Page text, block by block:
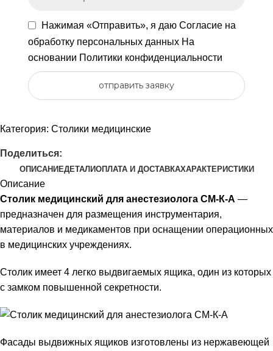
Нажимая «Отправить», я даю Согласие на
обработку персональных данных На
основании Политики конфиденциальности
отправить заявку
Категория: Столики медицинские
Поделиться:
ОПИСАНИЕДЕТАЛИОПЛАТА И ДОСТАВКАХАРАКТЕРИСТИКИ
Описание
Столик медицинский для анестезиолога СМ-К-А —
предназначен для размещения инструментария,
материалов и медикаментов при оснащении операционных
в медицинских учреждениях.
Столик имеет 4 легко выдвигаемых ящика, один из которых
с замком повышенной секретности.
Фасады выдвижных ящиков изготовлены из нержавеющей